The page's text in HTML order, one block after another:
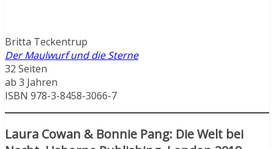
Britta Teckentrup
Der Maulwurf und die Sterne
32 Seiten
ab 3 Jahren
ISBN 978-3-8458-3066-7
Laura Cowan & Bonnie Pang: Die Welt bei